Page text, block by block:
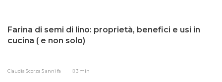
Farina di semi di lino: proprietà, benefici e usi in
cucina ( e non solo)
Claudia Scorza 5 anni fa 3 min